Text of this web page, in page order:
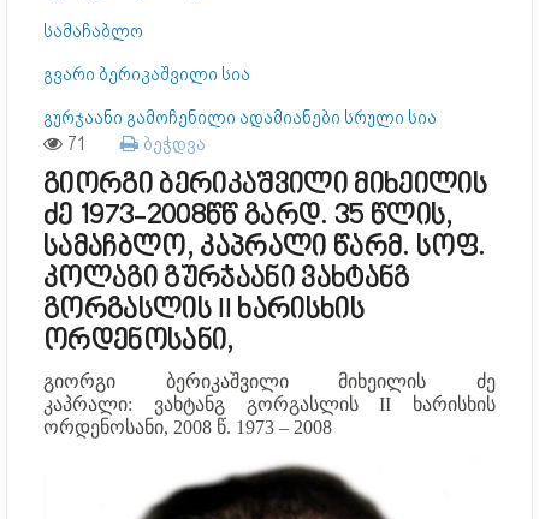
სამაჩაბლო
გვარი ბერიკაშვილი სია
გურჯაანი გამოჩენილი ადამიანები სრული სია
71 ბეჭდვა
გიორგი ბერიკაშვილი მიხეილის
ძე 1973-2008წწ გარდ. 35 წლის,
სამაჩბლო, კაპრალი წარმ. სოფ.
კოლაგი გურჯაანი ვახტანგ
გორგასლის II ხარისხის
ორდენოსანი,
გიორგი ბერიკაშვილი მიხეილის ძე
კაპრალი: ვახტანგ გორგასლის II ხარისხის
ორდენოსანი, 2008 წ. 1973 – 2008